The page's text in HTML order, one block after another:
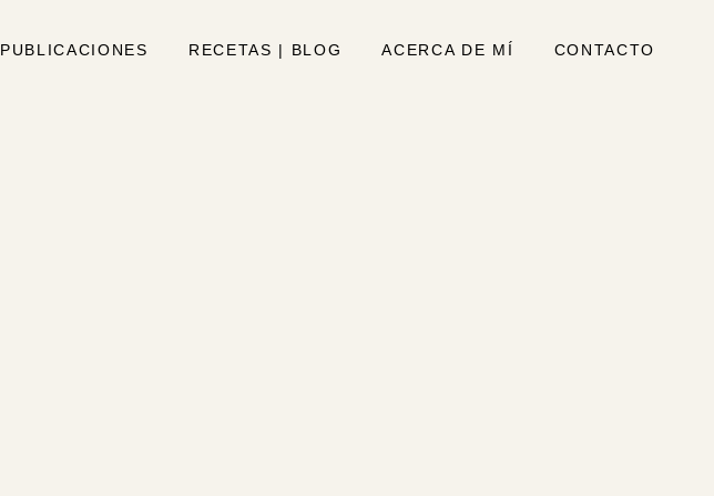
PUBLICACIONES RECETAS | BLOG ACERCA DE MÍ CONTACTO